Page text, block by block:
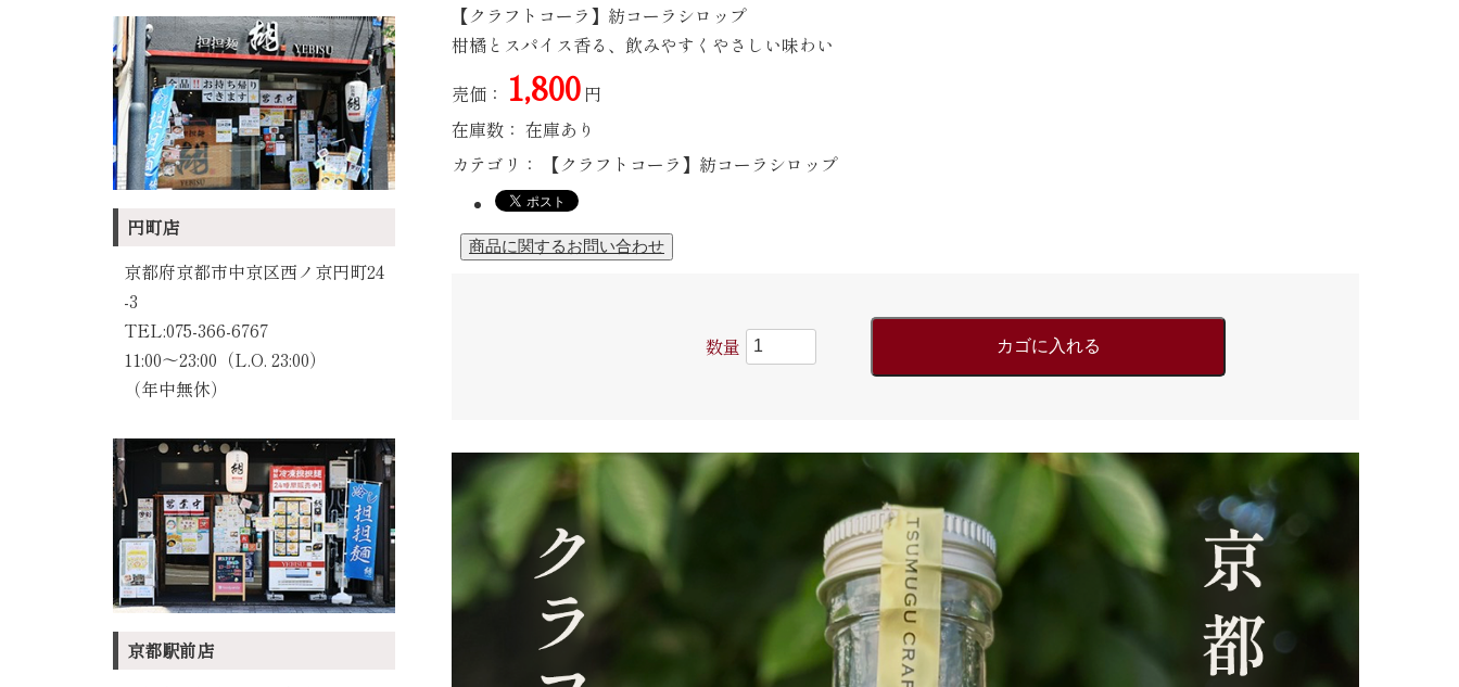
【クラフトコーラ】紡コーラシロップ
柑橘とスパイス香る、飲みやすくやさしい味わい
売価： 1,800 円
在庫数： 在庫あり
カテゴリ：
【クラフトコーラ】紡コーラシロップ
数量
円町店
京都府京都市中京区西ノ京円町24
-3
TEL:075-366-6767
11:00～23:00（L.O. 23:00）
（年中無休）
京都駅前店